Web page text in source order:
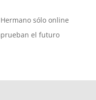
sólo online
el futuro